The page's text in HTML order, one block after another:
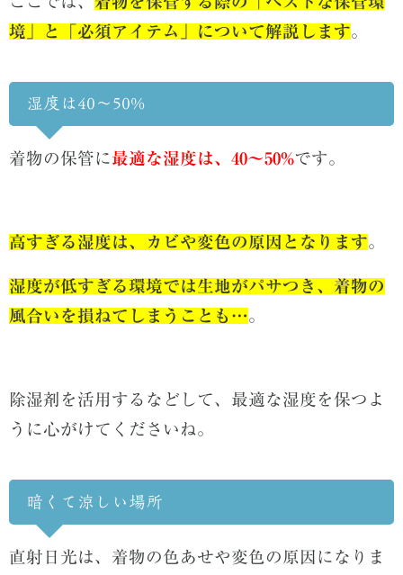
境」と「必須アイテム」について解説します。
湿度は40～50%
着物の保管に最適な湿度は、40〜50%です。
高すぎる湿度は、カビや変色の原因となります。
湿度が低すぎる環境では生地がパサつき、着物の
風合いを損ねてしまうことも…。
除湿剤を活用するなどして、最適な湿度を保つよ
うに心がけてくださいね。
暗くて涼しい場所
直射日光は、着物の色あせや変色の原因になりま